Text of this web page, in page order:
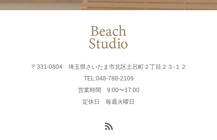
〒331-0804 埼玉県さいたま市北区土呂町２丁目２３-１２
TEL:048-788-2109
営業時間 9:00〜17:00
定休日 毎週火曜日